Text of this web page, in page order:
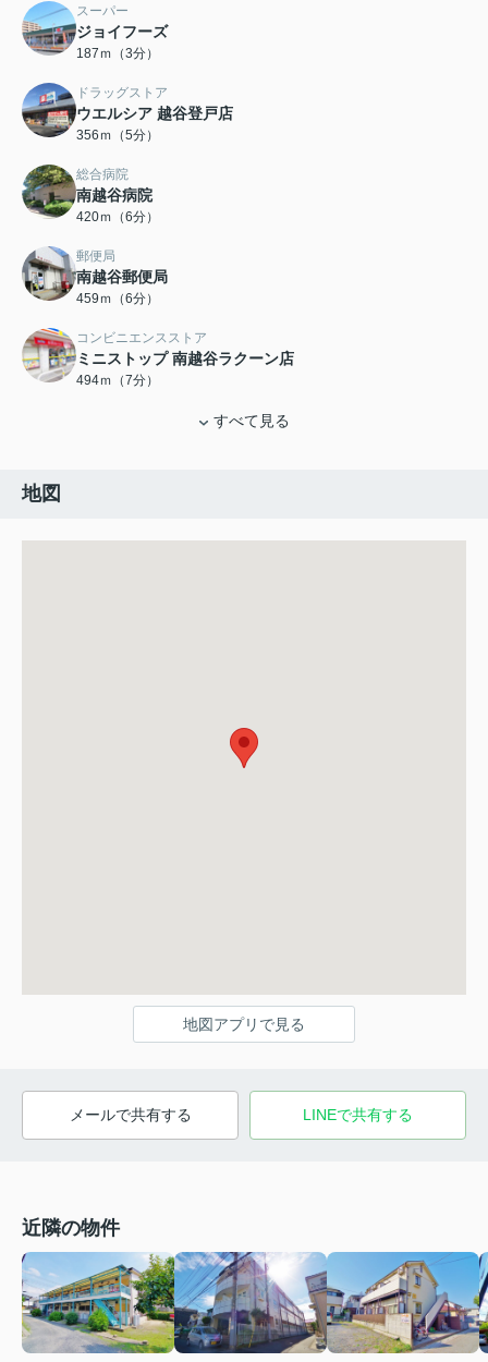
スーパー
ジョイフーズ
187ｍ（3分）
ドラッグストア
ウエルシア 越谷登戸店
356ｍ（5分）
総合病院
南越谷病院
420ｍ（6分）
郵便局
南越谷郵便局
459ｍ（6分）
コンビニエンスストア
ミニストップ 南越谷ラクーン店
494ｍ（7分）
すべて見る
地図
地図アプリで見る
メールで共有する LINEで共有する
近隣の物件